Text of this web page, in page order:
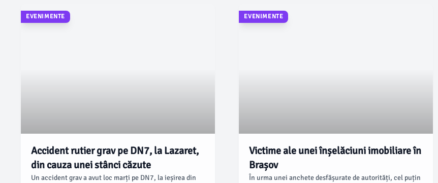
EVENIMENTE
Accident rutier grav pe DN7, la Lazaret,
din cauza unei stânci căzute
Un accident grav a avut loc marți pe DN7, la ieșirea din
EVENIMENTE
Victime ale unei înșelăciuni imobiliare în
Brașov
În urma unei anchete desfășurate de autorități, cel puțin